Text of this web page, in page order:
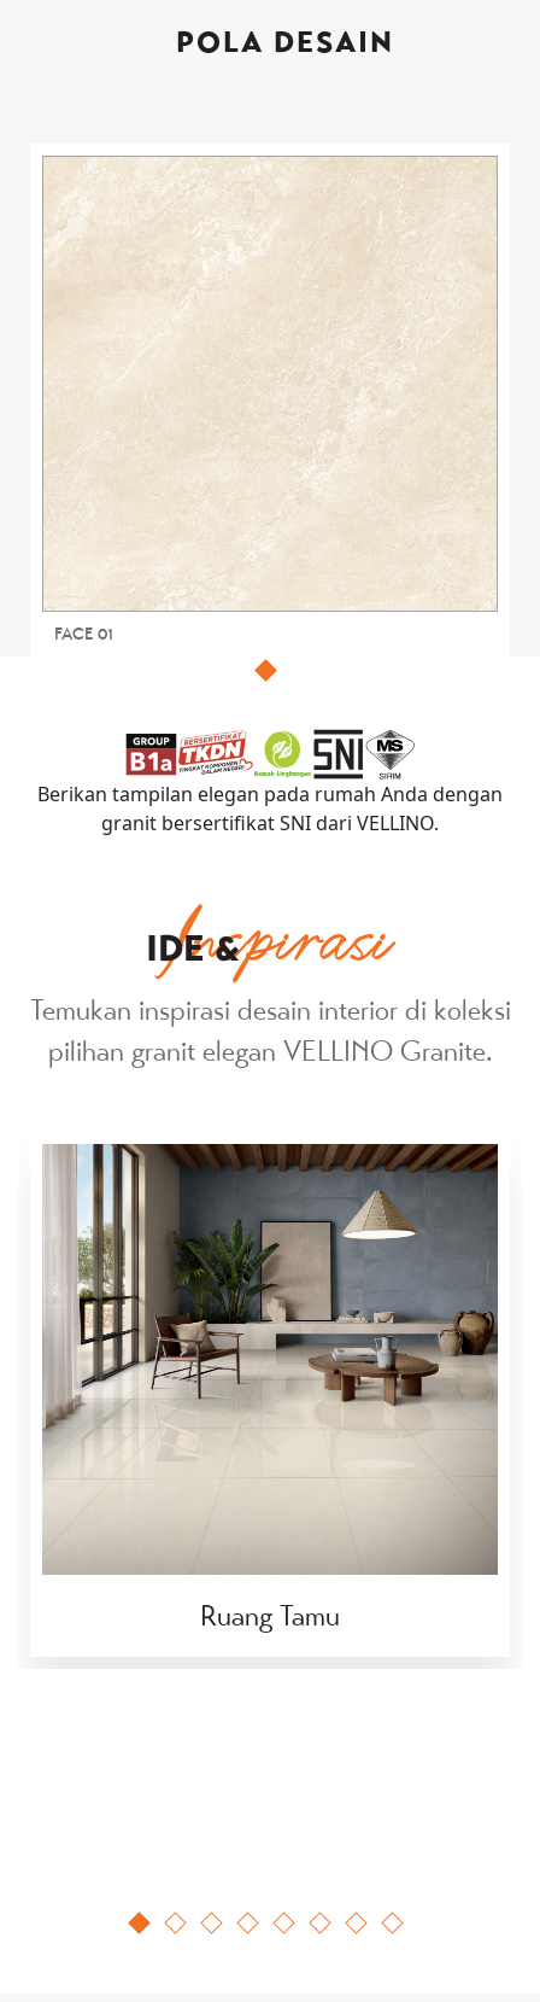
POLA DESAIN
FACE 01
Berikan tampilan elegan pada rumah Anda dengan
granit bersertifikat SNI dari VELLINO.
IDE &
Inspirasi
Temukan inspirasi desain interior di koleksi
pilihan granit elegan VELLINO Granite.
Ruang Tamu